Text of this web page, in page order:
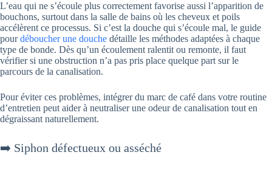
L’eau qui ne s’écoule plus correctement favorise aussi l’apparition de
bouchons, surtout dans la salle de bains où les cheveux et poils
accélèrent ce processus. Si c’est la douche qui s’écoule mal, le guide
pourdéboucher une douche détaille les méthodes adaptées à chaque
type de bonde. Dès qu’un écoulement ralentit ou remonte, il faut
vérifier si une obstruction n’a pas pris place quelque part sur le
parcours de la canalisation.
Pour éviter ces problèmes, intégrer du marc de café dans votre routine
d’entretien peut aider à neutraliser une odeur de canalisation tout en
dégraissant naturellement.
➡️ Siphon défectueux ou asséché